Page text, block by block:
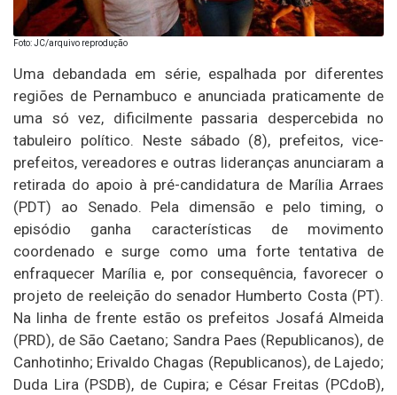
Foto: JC/arquivo reprodução
Uma debandada em série, espalhada por diferentes
regiões de Pernambuco e anunciada praticamente de
uma só vez, dificilmente passaria despercebida no
tabuleiro político. Neste sábado (8), prefeitos, vice-
prefeitos, vereadores e outras lideranças anunciaram a
retirada do apoio à pré-candidatura de Marília Arraes
(PDT) ao Senado. Pela dimensão e pelo timing, o
episódio ganha características de movimento
coordenado e surge como uma forte tentativa de
enfraquecer Marília e, por consequência, favorecer o
projeto de reeleição do senador Humberto Costa (PT).
Na linha de frente estão os prefeitos Josafá Almeida
(PRD), de São Caetano; Sandra Paes (Republicanos), de
Canhotinho; Erivaldo Chagas (Republicanos), de Lajedo;
Duda Lira (PSDB), de Cupira; e César Freitas (PCdoB),